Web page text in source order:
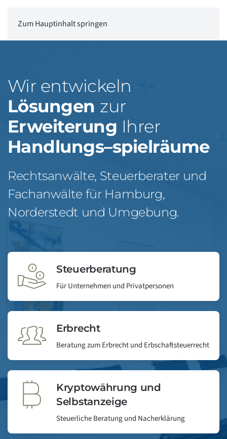
Zum Hauptinhalt springen
Wir entwickeln
Lösungen zur
Erweiterung Ihrer
Handlungs–spielräume
Rechtsanwälte, Steuerberater und
Fachanwälte für Hamburg,
Norderstedt und Umgebung.
Steuerberatung
Für Unternehmen und Privatpersonen
Erbrecht
Beratung zum Erbrecht und Erbschaftsteuerrecht
Kryptowährung und
Selbstanzeige
Steuerliche Beratung und Nacherklärung